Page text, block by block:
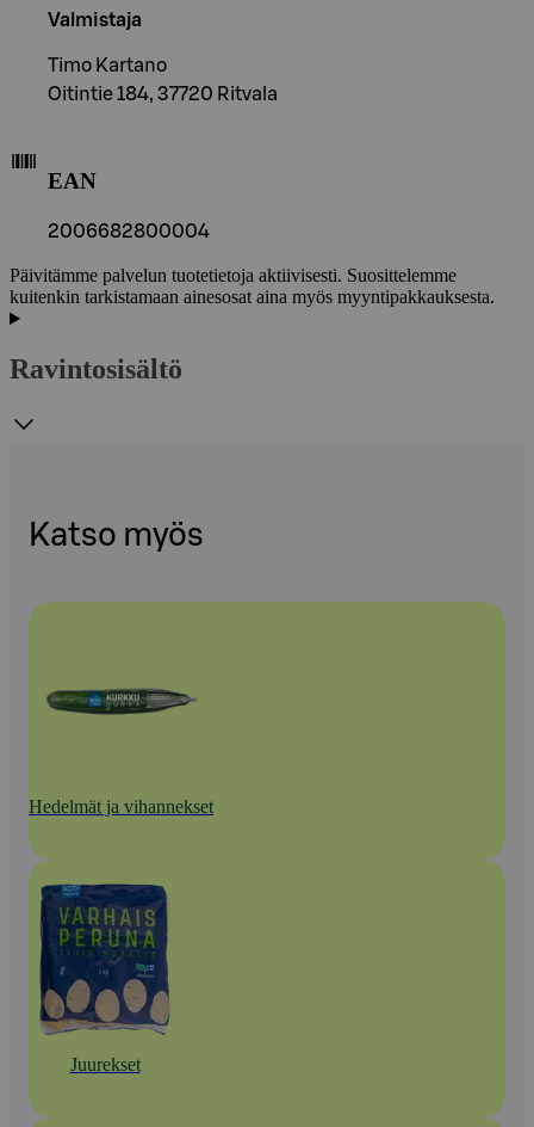
Valmistaja
Timo Kartano
Oitintie 184, 37720 Ritvala
EAN
2006682800004
Päivitämme palvelun tuotetietoja aktiivisesti. Suosittelemme
kuitenkin tarkistamaan ainesosat aina myös myyntipakkauksesta.
Ravintosisältö
Katso myös
Hedelmät ja vihannekset
Juurekset